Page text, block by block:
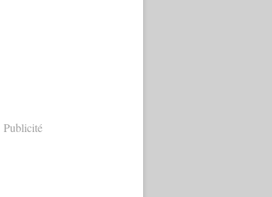
Publicité